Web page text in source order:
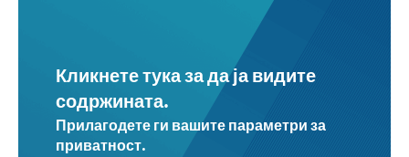
Кликнете тука за да ја видите
содржината.
Прилагодете ги вашите параметри за
приватност.